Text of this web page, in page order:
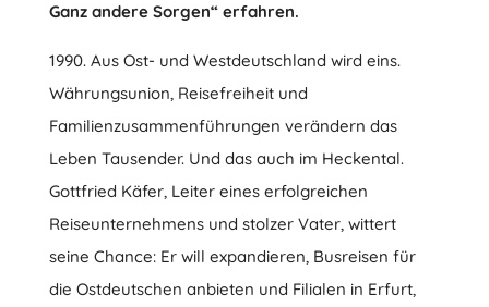
Ganz andere Sorgen“ erfahren.
1990. Aus Ost- und Westdeutschland wird eins.
Währungsunion, Reisefreiheit und
Familienzusammenführungen verändern das
Leben Tausender. Und das auch im Heckental.
Gottfried Käfer, Leiter eines erfolgreichen
Reiseunternehmens und stolzer Vater, wittert
seine Chance: Er will expandieren, Busreisen für
die Ostdeutschen anbieten und Filialen in Erfurt,